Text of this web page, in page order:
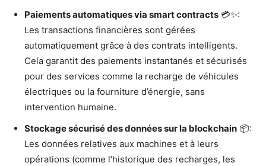
Paiements automatiques via smart contracts 💳✨:
Les transactions financières sont gérées
automatiquement grâce à des contrats intelligents.
Cela garantit des paiements instantanés et sécurisés
pour des services comme la recharge de véhicules
électriques ou la fourniture d’énergie, sans
intervention humaine.
Stockage sécurisé des données sur la blockchain 📦:
Les données relatives aux machines et à leurs
opérations (comme l’historique des recharges, les